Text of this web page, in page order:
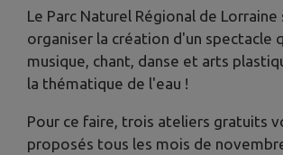
Le Parc Naturel Régional de
organiser la création d'un spectacle
musique, chant, danse et arts
la thématique de l'eau !
Pour ce faire, trois ateliers gratuits
proposés tous les mois de